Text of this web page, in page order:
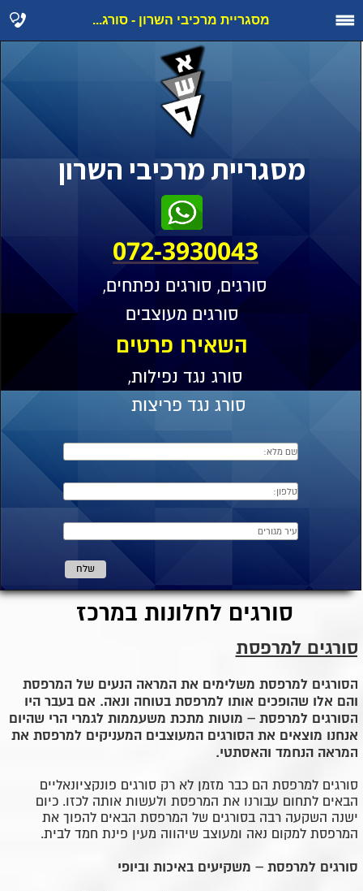
מסגריית מרכיבי השרון - סורג...
072-3930043
מסגריית מרכיבי השרון
סורגים, סורגים נפתחים,
סורגים מעוצבים
סורג נגד פריצות
סורג נגד נפילות,
השאירו פרטים
סורגים לחלונות במרכז
סורגים למרפסת
הסורגים למרפסת משלימים את המראה הנעים של המרפסת
והם אלו שהופכים אותו למרפסת בטוחה ונאה. אם בעבר היו
הסורגים למרפסת – מוטות מתכת משעממות לגמרי הרי שהיום
אנחנו מוצאים את הסורגים המעוצבים המעניקים למרפסת את
המראה הנחמד והאסתטי.
סורגים למרפסת הם כבר מזמן לא רק סורגים פונקציונאליים
הבאים לתחום עבורנו את המרפסת ולעשות אותה לכזו. כיום
ישנה השקעה רבה בסורגים של המרפסת הבאים להפוך את
המרפסת למקום נאה ומעוצב שיהווה מעין פינת חמד לבית.
סורגים למרפסת – משקיעים באיכות וביופי